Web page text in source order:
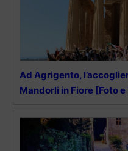
Ad Agrigento,
Mandorli in Fiore [Foto